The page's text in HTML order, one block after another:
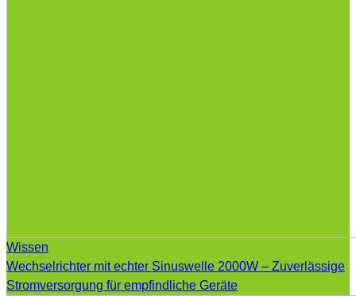
Wissen
Wechselrichter mit echter Sinuswelle 2000W – Zuverlässige
Stromversorgung für empfindliche Geräte